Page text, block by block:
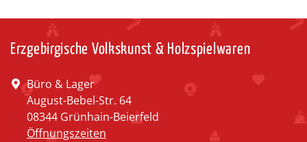
Erzgebirgische Volkskunst & Holzspielwaren
Büro & Lager
August-Bebel-Str. 64
08344 Grünhain-Beierfeld
Öffnungszeiten